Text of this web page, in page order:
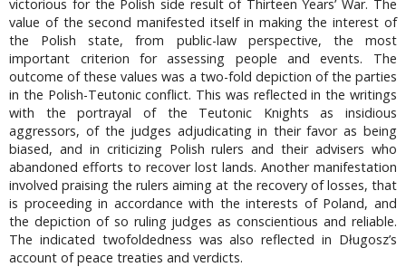
victorious for the Polish side result of Thirteen Years’ War. The
value of the second manifested itself in making the interest of
the Polish state, from public-law perspective, the most
important criterion for assessing people and events. The
outcome of these values was a two-fold depiction of the parties
in the Polish-Teutonic conflict. This was reflected in the writings
with the portrayal of the Teutonic Knights as insidious
aggressors, of the judges adjudicating in their favor as being
biased, and in criticizing Polish rulers and their advisers who
abandoned efforts to recover lost lands. Another manifestation
involved praising the rulers aiming at the recovery of losses, that
is proceeding in accordance with the interests of Poland, and
the depiction of so ruling judges as conscientious and reliable.
The indicated twofoldedness was also reflected in Długosz’s
account of peace treaties and verdicts.